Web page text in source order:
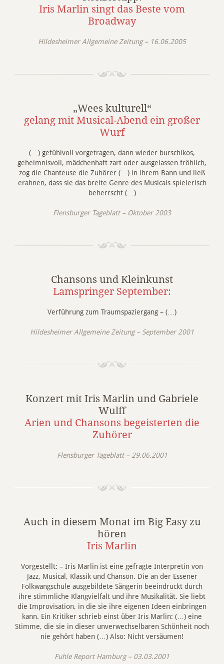
Iris Marlin singt das Beste vom
Broadway
Hildesheimer Allgemeine Zeitung – 16.06.2005
„Wees kulturell“
gelang mit Musical-Abend ein großer
Wurf
(…) gefühlvoll vorgetragen, dann wieder burschikos,
geheimnisvoll, mädchenhaft zart oder ausgelassen fröhlich,
zog die Chanteuse die Zuhörer (…) in ihrem Bann und ließ
erahnen, dass sie das breite Genre des Musicals spielerisch
beherrscht (…)
Flensburger Tageblatt – Oktober 2003
Chansons und Kleinkunst
Lamspringer September:
Verführung zum Traumspaziergang – (…)
Hildesheimer Allgemeine Zeitung – September 2001
Konzert mit Iris Marlin und Gabriele
Wulff
Arien und Chansons begeisterten die
Zuhörer
Flensburger Tageblatt – 29.06.2001
Auch in diesem Monat im Big Easy zu
hören
Iris Marlin
Vorgestellt: – Iris Marlin ist eine gefragte Interpretin von
Jazz, Musical, Klassik und Chanson. Die an der Essener
Folkwangschule ausgebildete Sängerin beeindruckt durch
ihre stimmliche Klangvielfalt und ihre Musikalität. Sie liebt
die Improvisation, in die sie ihre eigenen Ideen einbringen
kann. Ein Kritiker schrieb einst über Iris Marlin: (…) eine
Stimme, die sie in dieser unverwechselbaren Schönheit noch
nie gehört haben (…) Also: Nicht versäumen!
Fuhle Report Hamburg – 03.03.2001